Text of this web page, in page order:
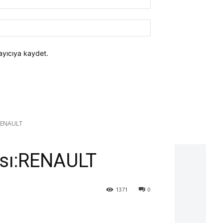
Posta:*
kaydet.